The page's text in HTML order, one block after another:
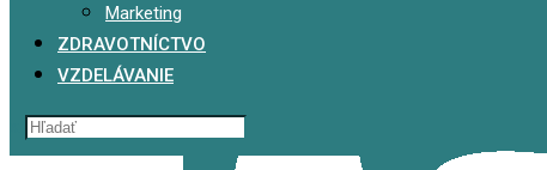
Marketing
ZDRAVOTNÍCTVO
VZDELÁVANIE